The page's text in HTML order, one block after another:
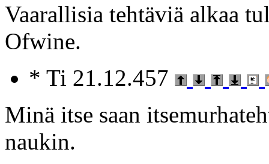
Vaarallisia tehtäviä alkaa
Ofwine.
* Ti 21.12.457
Minä itse saan
naukin.